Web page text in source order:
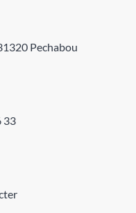
Pechabou
33